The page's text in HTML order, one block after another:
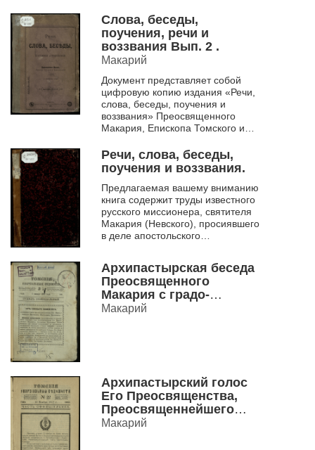
отпечатан в 1895 г. в типо-
литогра...
Слова, беседы,
поучения, речи и
воззвания Вып. 2 .
Макарий
Документ представляет собой
цифровую копию издания «Речи,
слова, беседы, поучения и
воззвания» Преосвященного
Макария, Епископа Томского и
отпечатан в 1895 г. в типо-
литогра...
Речи, слова, беседы,
поучения и воззвания.
Предлагаемая вашему вниманию
книга содержит труды известного
русского миссионера, святителя
Макария (Невского), просиявшего
в деле апостольского
Архипастырская беседа
Преосвященного
Макария с градо-
Томским духовенством.
Макарий
Архипастырский голос
Его Преосвященства,
Преосвященнейшего
Макария, Епископа
Макарий